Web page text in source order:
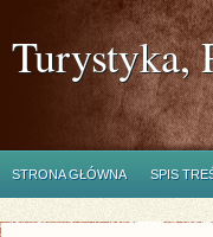
Turystyka,
STRONA GŁÓWNA SPIS